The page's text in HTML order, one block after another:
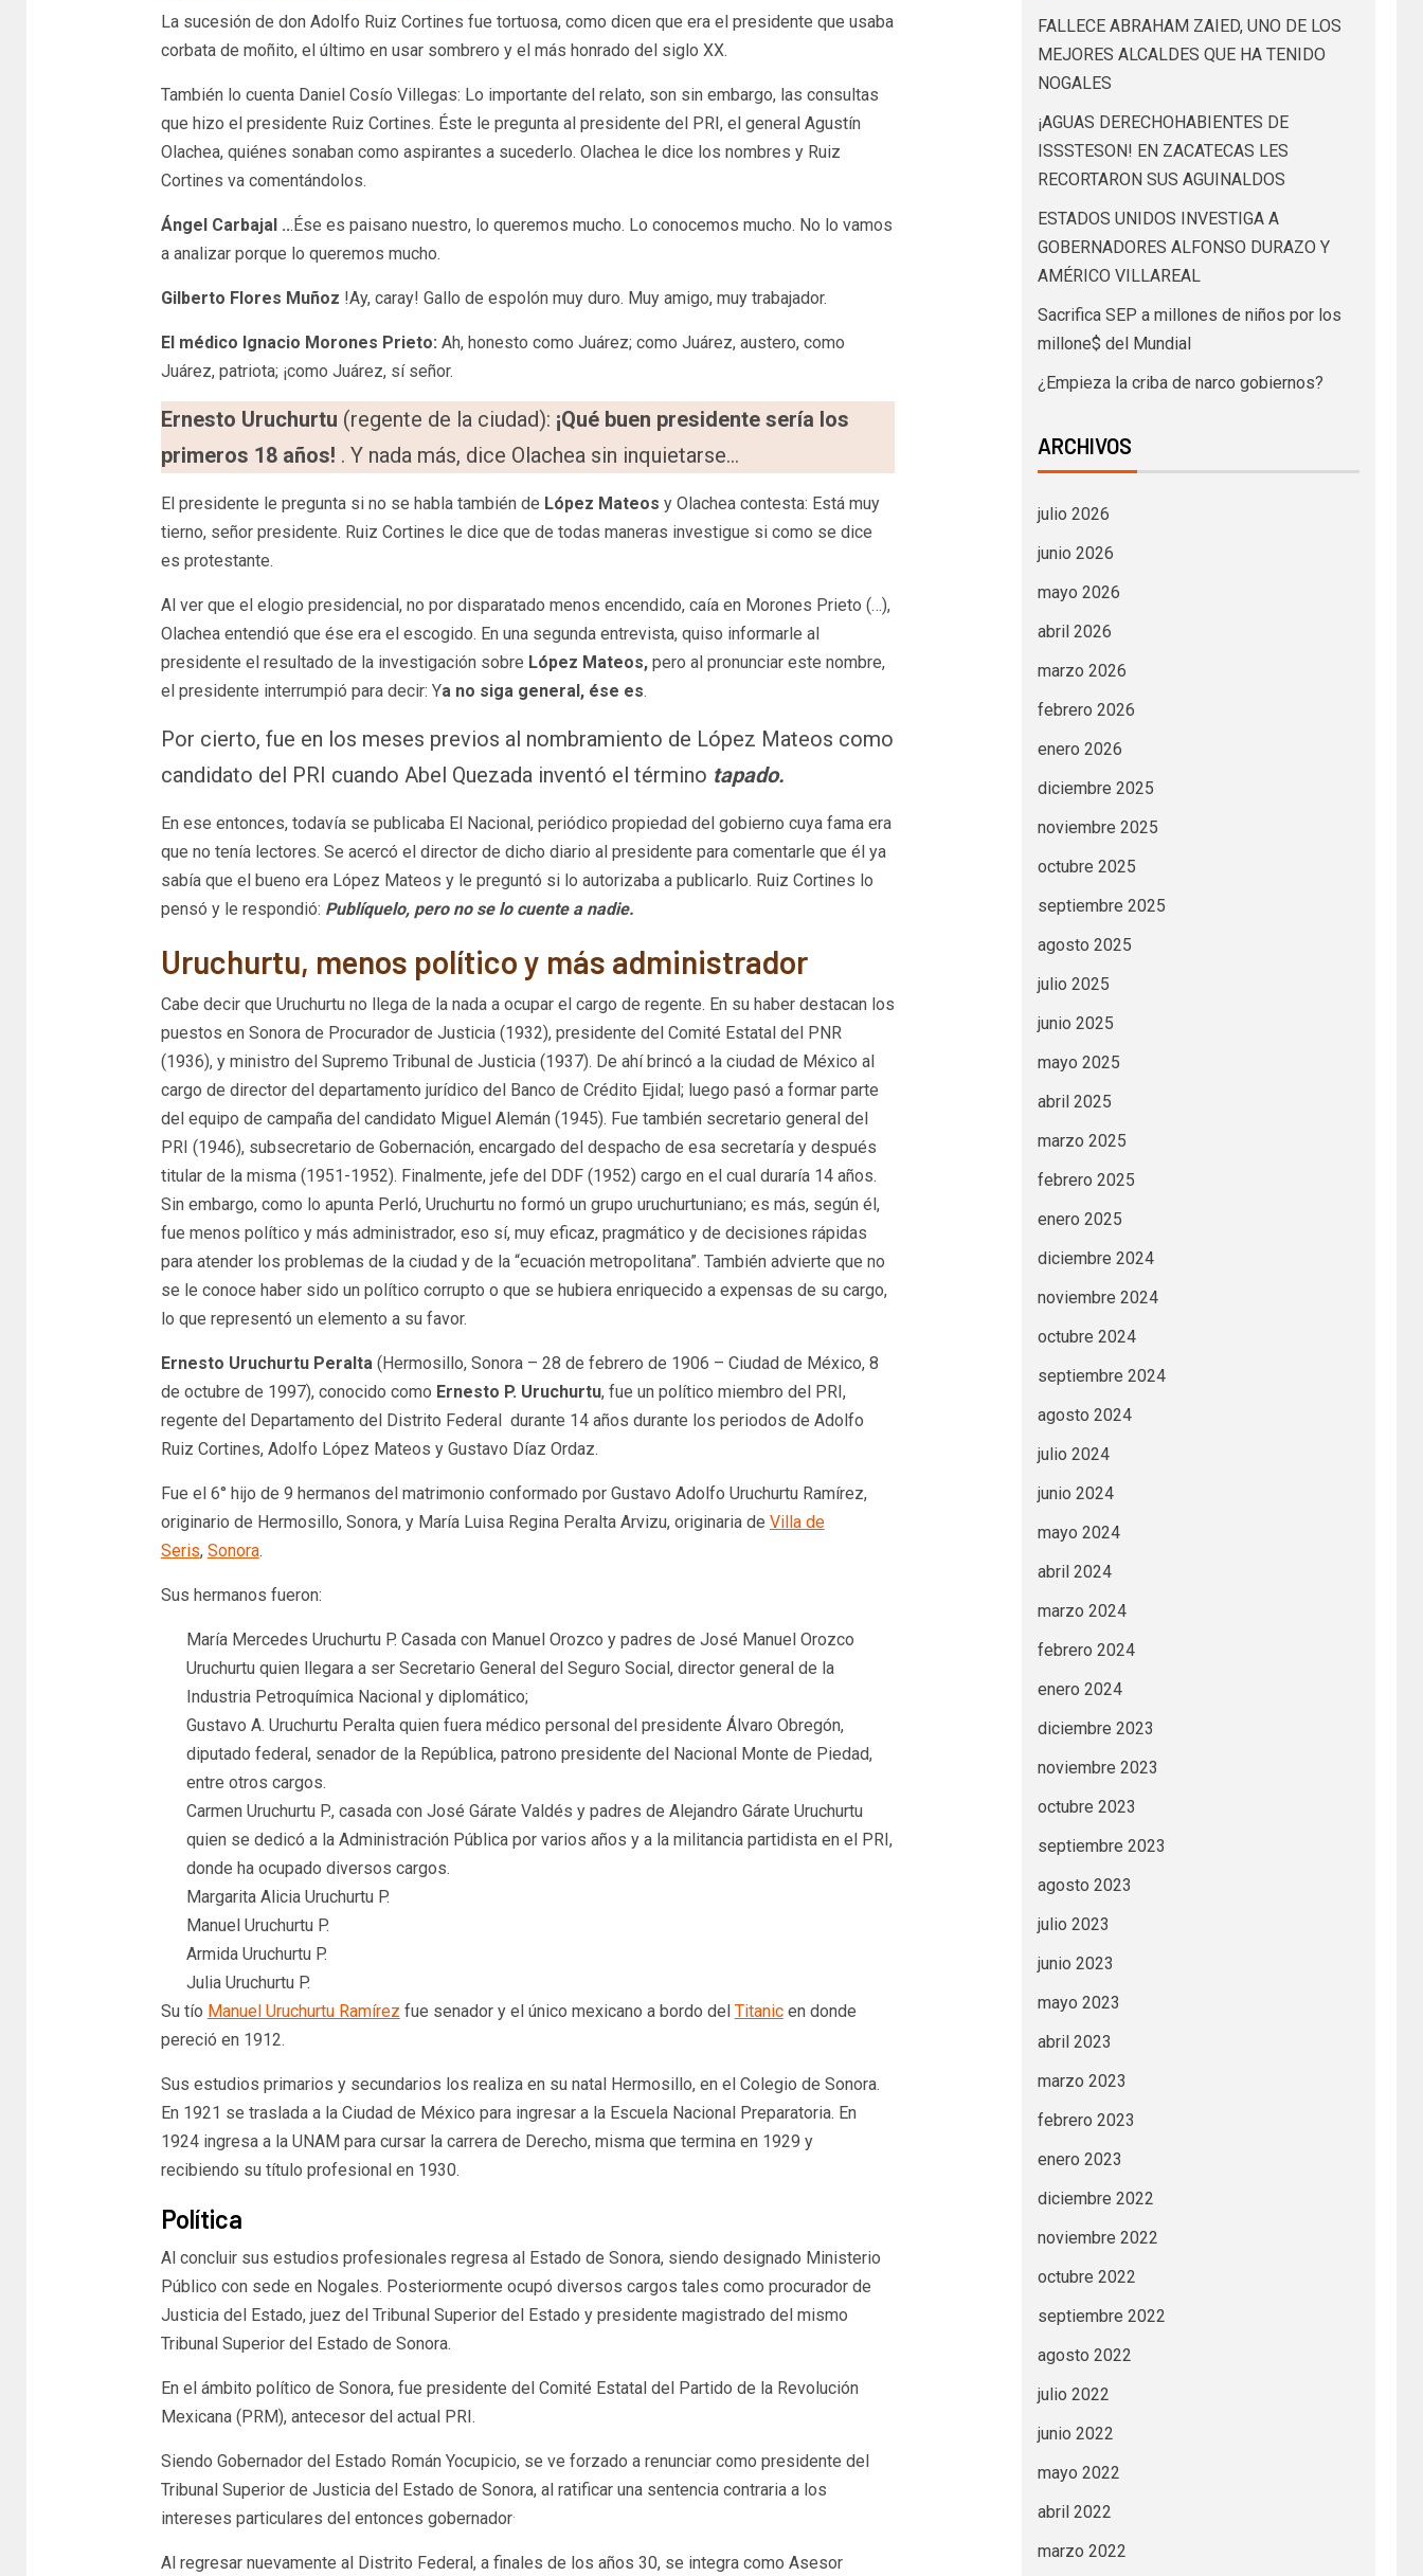
La sucesión de don Adolfo Ruiz Cortines fue tortuosa, como dicen que era el presidente que usaba
corbata de moñito, el último en usar sombrero y el más honrado del siglo XX.
También lo cuenta Daniel Cosío Villegas: Lo importante del relato, son sin embargo, las consultas
que hizo el presidente Ruiz Cortines. Éste le pregunta al presidente del PRI, el general Agustín
Olachea, quiénes sonaban como aspirantes a sucederlo. Olachea le dice los nombres y Ruiz
Cortines va comentándolos.
Ángel Carbajal ...Ése es paisano nuestro, lo queremos mucho. Lo conocemos mucho. No lo vamos
a analizar porque lo queremos mucho.
Gilberto Flores Muñoz !Ay, caray! Gallo de espolón muy duro. Muy amigo, muy trabajador.
El médico Ignacio Morones Prieto: Ah, honesto como Juárez; como Juárez, austero, como
Juárez, patriota; ¡como Juárez, sí señor.
Ernesto Uruchurtu (regente de la ciudad): ¡Qué buen presidente sería los
primeros 18 años! . Y nada más, dice Olachea sin inquietarse…
El presidente le pregunta si no se habla también de López Mateos y Olachea contesta: Está muy
tierno, señor presidente. Ruiz Cortines le dice que de todas maneras investigue si como se dice
es protestante.
Al ver que el elogio presidencial, no por disparatado menos encendido, caía en Morones Prieto (…),
Olachea entendió que ése era el escogido. En una segunda entrevista, quiso informarle al
presidente el resultado de la investigación sobre López Mateos,pero al pronunciar este nombre,
el presidente interrumpió para decir: Ya no siga general, ése es.
Por cierto, fue en los meses previos al nombramiento de López Mateos como
candidato del PRI cuando Abel Quezada inventó el término tapado.
En ese entonces, todavía se publicaba El Nacional, periódico propiedad del gobierno cuya fama era
que no tenía lectores. Se acercó el director de dicho diario al presidente para comentarle que él ya
sabía que el bueno era López Mateos y le preguntó si lo autorizaba a publicarlo. Ruiz Cortines lo
pensó y le respondió: Publíquelo, pero no se lo cuente a nadie.
Uruchurtu, menos político y más administrador
Cabe decir que Uruchurtu no llega de la nada a ocupar el cargo de regente. En su haber destacan los
puestos en Sonora de Procurador de Justicia (1932), presidente del Comité Estatal del PNR
(1936), y ministro del Supremo Tribunal de Justicia (1937). De ahí brincó a la ciudad de México al
cargo de director del departamento jurídico del Banco de Crédito Ejidal; luego pasó a formar parte
del equipo de campaña del candidato Miguel Alemán (1945). Fue también secretario general del
PRI (1946), subsecretario de Gobernación, encargado del despacho de esa secretaría y después
titular de la misma (1951-1952). Finalmente, jefe del DDF (1952) cargo en el cual duraría 14 años.
Sin embargo, como lo apunta Perló, Uruchurtu no formó un grupo uruchurtuniano; es más, según él,
fue menos político y más administrador, eso sí, muy eficaz, pragmático y de decisiones rápidas
para atender los problemas de la ciudad y de la “ecuación metropolitana”. También advierte que no
se le conoce haber sido un político corrupto o que se hubiera enriquecido a expensas de su cargo,
lo que representó un elemento a su favor.
Ernesto Uruchurtu Peralta(Hermosillo, Sonora – 28 de febrero de 1906 – Ciudad de México, 8
de octubre de 1997), conocido como Ernesto P. Uruchurtu, fue un político miembro del PRI,
regente del Departamento del Distrito Federal ​ durante 14 años durante los periodos de Adolfo
Ruiz Cortines, Adolfo López Mateos y Gustavo Díaz Ordaz.
Fue el 6° hijo de 9 hermanos del matrimonio conformado por Gustavo Adolfo Uruchurtu Ramírez,
originario de Hermosillo, Sonora, y María Luisa Regina Peralta Arvizu, originaria de Villa de
Seris, Sonora.
Sus hermanos fueron:
María Mercedes Uruchurtu P. Casada con Manuel Orozco y padres de José Manuel Orozco
Uruchurtu quien llegara a ser Secretario General del Seguro Social, director general de la
Industria Petroquímica Nacional y diplomático;
Gustavo A. Uruchurtu Peralta quien fuera médico personal del presidente Álvaro Obregón,
diputado federal, senador de la República, patrono presidente del Nacional Monte de Piedad,
entre otros cargos.
Carmen Uruchurtu P., casada con José Gárate Valdés y padres de Alejandro Gárate Uruchurtu
quien se dedicó a la Administración Pública por varios años y a la militancia partidista en el PRI,
donde ha ocupado diversos cargos.
Margarita Alicia Uruchurtu P.
Manuel Uruchurtu P.
Armida Uruchurtu P.
Julia Uruchurtu P.
Su tío Manuel Uruchurtu Ramírez fue senador y el único mexicano a bordo del Titanicen donde
pereció en 1912.
Sus estudios primarios y secundarios los realiza en su natal Hermosillo, en el Colegio de Sonora.
En 1921 se traslada a la Ciudad de México para ingresar a la Escuela Nacional Preparatoria. En
1924 ingresa a la UNAM para cursar la carrera de Derecho, misma que termina en 1929 y
recibiendo su título profesional en 1930.
Política
Al concluir sus estudios profesionales regresa al Estado de Sonora, siendo designado Ministerio
Público con sede en Nogales. Posteriormente ocupó diversos cargos tales como procurador de
Justicia del Estado, juez del Tribunal Superior del Estado y presidente magistrado del mismo
Tribunal Superior del Estado de Sonora.
En el ámbito político de Sonora, fue presidente del Comité Estatal del Partido de la Revolución
Mexicana (PRM), antecesor del actual PRI.
Siendo Gobernador del Estado Román Yocupicio, se ve forzado a renunciar como presidente del
Tribunal Superior de Justicia del Estado de Sonora, al ratificar una sentencia contraria a los
intereses particulares del entonces gobernador.
Al regresar nuevamente al Distrito Federal, a finales de los años 30, se integra como Asesor
FALLECE ABRAHAM ZAIED, UNO DE LOS
MEJORES ALCALDES QUE HA TENIDO
NOGALES
¡AGUAS DERECHOHABIENTES DE
ISSSTESON! EN ZACATECAS LES
RECORTARON SUS AGUINALDOS
ESTADOS UNIDOS INVESTIGA A
GOBERNADORES ALFONSO DURAZO Y
AMÉRICO VILLAREAL
Sacrifica SEP a millones de niños por los
millone$ del Mundial
¿Empieza la criba de narco gobiernos?
ARCHIVOS
julio 2026
junio 2026
mayo 2026
abril 2026
marzo 2026
febrero 2026
enero 2026
diciembre 2025
noviembre 2025
octubre 2025
septiembre 2025
agosto 2025
julio 2025
junio 2025
mayo 2025
abril 2025
marzo 2025
febrero 2025
enero 2025
diciembre 2024
noviembre 2024
octubre 2024
septiembre 2024
agosto 2024
julio 2024
junio 2024
mayo 2024
abril 2024
marzo 2024
febrero 2024
enero 2024
diciembre 2023
noviembre 2023
octubre 2023
septiembre 2023
agosto 2023
julio 2023
junio 2023
mayo 2023
abril 2023
marzo 2023
febrero 2023
enero 2023
diciembre 2022
noviembre 2022
octubre 2022
septiembre 2022
agosto 2022
julio 2022
junio 2022
mayo 2022
abril 2022
marzo 2022